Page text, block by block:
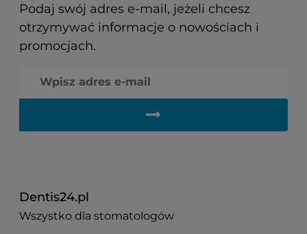
Podaj swój adres e-mail, jeżeli chcesz
otrzymywać informacje o nowościach i
promocjach.
Dentis24.pl
Wszystko dla stomatologów